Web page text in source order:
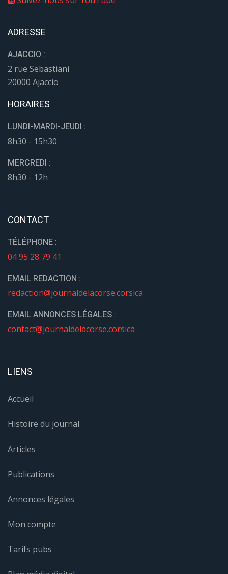
ADRESSE
AJACCIO :
2 rue Sebastiani
20000 Ajaccio
HORAIRES
LUNDI-MARDI-JEUDI :
8h30 - 15h30
MERCREDI :
8h30 - 12h
CONTACT
TÉLÉPHONE :
04 95 28 79 41
EMAIL REDACTION :
redaction@journaldelacorse.corsica
EMAIL ANNONCES LÉGALES :
contact@journaldelacorse.corsica
LIENS
Accueil
Histoire du journal
Articles
Publications
Annonces légales
Mon compte
Tarifs pubs